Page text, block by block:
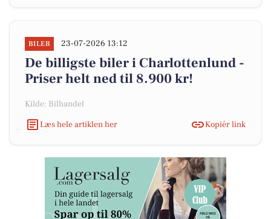
BILER 23-07-2026 13:12
De billigste biler i Charlottenlund -
Priser helt ned til 8.900 kr!
Kilde: Bilhandel
Læs hele artiklen her
Kopiér link